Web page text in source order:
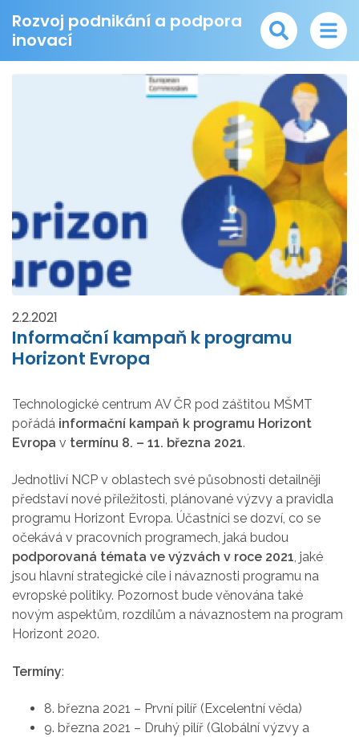
Rozvoj podnikání a podpora
inovací
2.2.2021
Informační kampaň k programu
Horizont Evropa
Technologické centrum AV ČR pod záštitou MŠMT
pořádá informační kampaň k programu Horizont
Evropa v termínu 8. – 11. března 2021.
Jednotliví NCP v oblastech své působnosti detailněji
představí nové příležitosti, plánované výzvy a pravidla
programu Horizont Evropa. Účastníci se dozví, co se
očekává v pracovních programech, jaká budou
podporovaná témata ve výzvách v roce 2021, jaké
jsou hlavní strategické cíle i návaznosti programu na
evropské politiky. Pozornost bude věnována také
novým aspektům, rozdílům a návaznostem na program
Horizont 2020.
Termíny:
8. března 2021 – První pilíř (Excelentní věda)
9. března 2021 – Druhý pilíř (Globální výzvy a